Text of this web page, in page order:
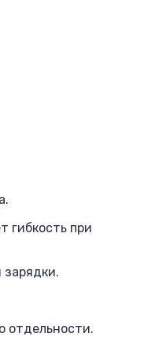
гибкость при
отдельности.